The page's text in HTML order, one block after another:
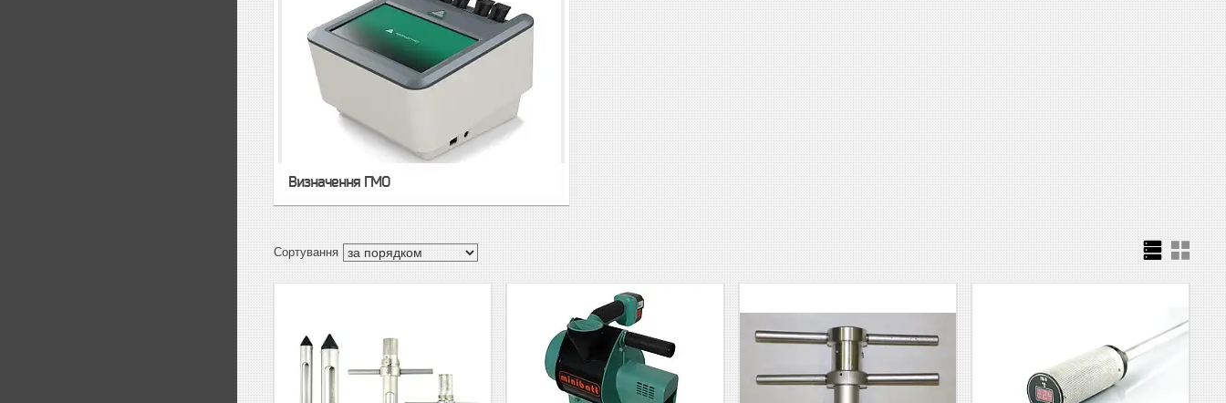
Визначення ГМО